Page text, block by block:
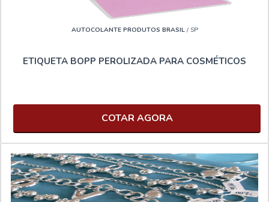
AUTOCOLANTE PRODUTOS BRASIL/ SP
ETIQUETA BOPP PEROLIZADA PARA COSMÉTICOS
COTAR AGORA